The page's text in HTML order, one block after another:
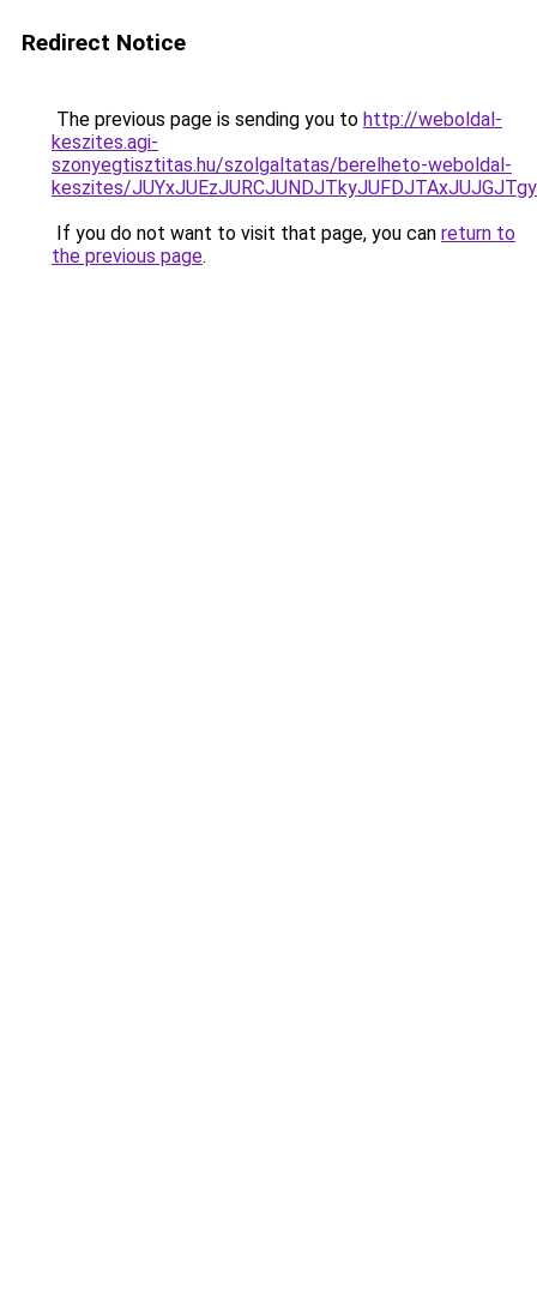
Redirect Notice
The previous page is sending you to http://weboldal-
keszites.agi-
szonyegtisztitas.hu/szolgaltatas/berelheto-weboldal-
keszites/
If you do not want to visit that page, you can return to
the previous page.